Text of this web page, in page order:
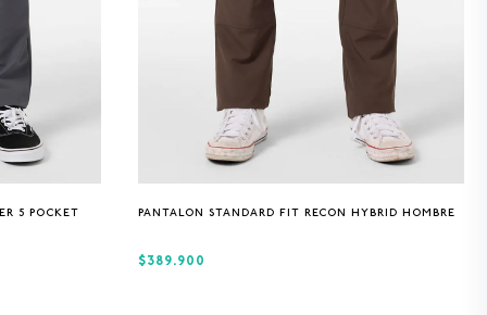
5 POCKET PANTALON STANDARD FIT RECON HYBRID HOMBRE
30 32 34 36 38
$389.900